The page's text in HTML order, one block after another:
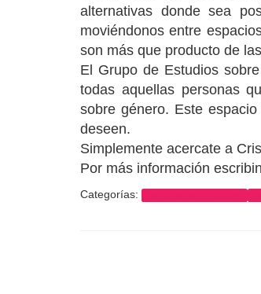
alternativas donde sea
moviéndonos entre
son más que producto de
El Grupo de Estudios
todas aquellas personas
sobre género. Este
deseen.
Simplemente acercate a
Por más información
Categorías: